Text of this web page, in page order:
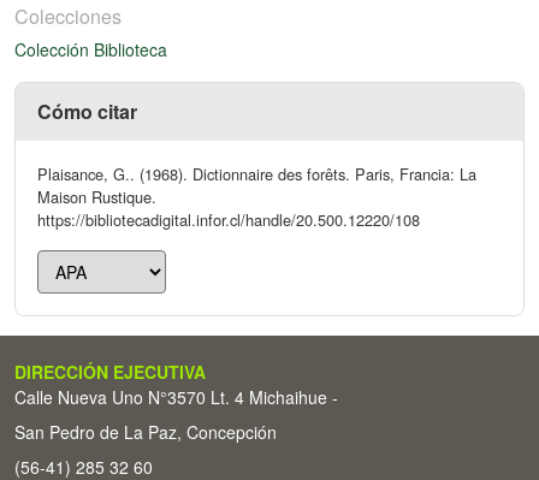
Colecciones
Colección Biblioteca
Cómo citar
Plaisance, G.. (1968). Dictionnaire des forêts. Paris, Francia: La
Maison Rustique.
https://bibliotecadigital.infor.cl/handle/20.500.12220/108
DIRECCIÓN EJECUTIVA
Calle Nueva Uno N°3570 Lt. 4 Michaihue -
San Pedro de La Paz, Concepción
(56-41) 285 32 60